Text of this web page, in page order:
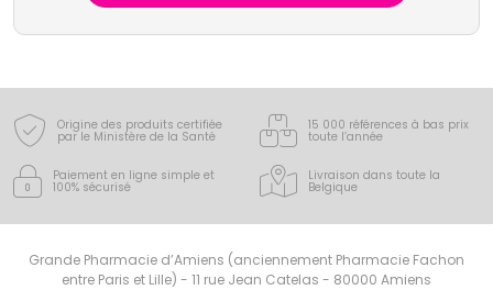
Origine des produits certifiée
par le Ministère de la Santé
15 000 références à bas prix
toute l’année
Paiement en ligne simple et
100% sécurisé
Livraison dans toute la
Belgique
Grande Pharmacie d’Amiens (anciennement Pharmacie Fachon
entre Paris et Lille) - 11 rue Jean Catelas - 80000 Amiens